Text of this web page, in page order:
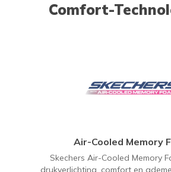
Comfort-
Air-Cooled Memory
Skechers Air-Cooled Memory
drukverlichting, comfort en